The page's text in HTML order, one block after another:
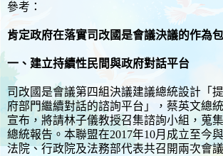
參考：
肯定政府在落實司改國是會議決議的作為包
一、建立持續性民間與政府對話平台
司改國是會議第四組決議建議總統設計「
府部門繼續對話的諮詢平台」，蔡英文總
宣布，將請林子儀教授召集諮詢小組，蒐
總統報告。本聯盟在2017年10月成立至今
法院、行政院及法務部代表共召開兩次會